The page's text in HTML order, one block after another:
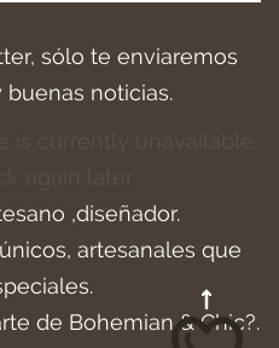
sólo te enviaremos
buenas noticias.
is currently unavailable.
again later.
,diseñador.
artesanales que
de Bohemian & Chic?.